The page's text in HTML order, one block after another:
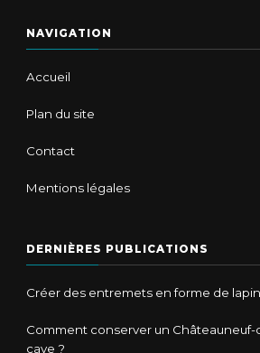
NAVIGATION
Accueil
Plan du site
Contact
Mentions légales
DERNIÈRES PUBLICATIONS
Créer des entremets en forme de
Comment conserver un Châteauneuf-
cave ?